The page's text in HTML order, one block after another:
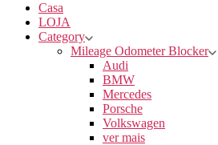
Casa
LOJA
Category
Mileage Odometer Blocker
Audi
BMW
Mercedes
Porsche
Volkswagen
ver mais